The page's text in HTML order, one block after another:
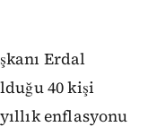
Erdal
40 kişi
enflasyonu